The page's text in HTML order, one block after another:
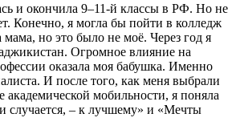
и окончила 9–11-й классы в РФ. Но не
Конечно, я могла бы пойти в колледж
мама, но это было не моё. Через год я
Огромное влияние на
оказала моя бабушка. Именно
И после того, как меня выбрали
академической мобильности, я поняла
случается, – к лучшему» и «Мечты